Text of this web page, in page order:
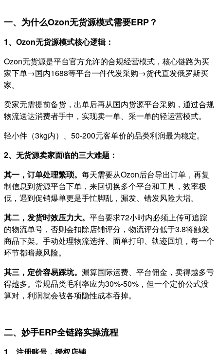
一、为什么Ozon无货源模式需要ERP？
1、Ozon无货源模式核心逻辑：
Ozon无货源是平台官方允许的合规经营模式，核心链路为买
家下单→国内1688等平台一件代发采购→货代直发俄罗斯买
家。
卖家无需提前备货，出单后再从国内货源平台采购，通过合规
物流送达消费者手中，实现卖一单、采一单的轻运营模式。
轻小件（3kg内）、50-200元客单价的品类利润最为稳定。
2、无货源卖家面临的三大难题：
其一，订单处理繁琐。 每天需要从Ozon后台导出订单，再复
制信息到货源平台下单，来回切换多个平台和工具，效率极
低，遇到促销爆单更是手忙脚乱，漏发、错发风险大增。
其二，发货时效压力大。 平台要求72小时内必须上传可追踪
的物流单号，否则会扣除店铺评分，物流评分低于3.8将触发
商品下架。手动处理物流选择、面单打印、轨迹回填，每一个
环节都暗藏风险。
其三，定价容易踩坑。 漏算国际运费、平台佣金，卖得越多亏
得越多。常规品类毛利率应为30%-50%，但一个定价公式没
算对，利润就会被各项隐性成本吞掉。
二、妙手ERP全链路实操流程